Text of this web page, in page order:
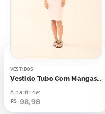
VESTIDOS
Vestido Tubo Com Mangas Canelado Espumante Rosê
A partir de:
R$ 98,98